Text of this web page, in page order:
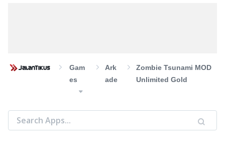
Gam
Es
Ark
Ade
Zombie Tsunami MOD
Unlimited Gold